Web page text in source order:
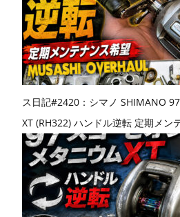
ス日記#2420：シマノ SHIMANO
XT (RH322) ハンドル逆転 定期メン